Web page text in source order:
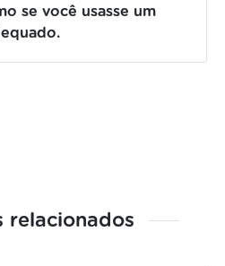
se você usasse um
relacionados